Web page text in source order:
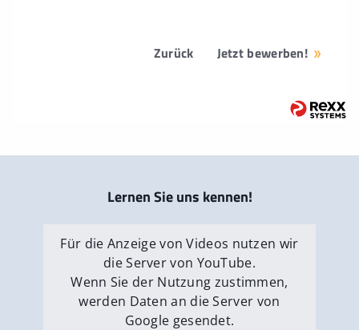
Zurück Jetzt bewerben!
Lernen Sie uns kennen!
Für die Anzeige von Videos nutzen wir
die Server von YouTube.
Wenn Sie der Nutzung zustimmen,
werden Daten an die Server von
Google gesendet.